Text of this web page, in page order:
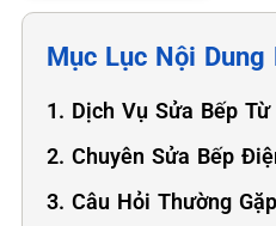
Mục Lục Nội Dung
1. Dịch Vụ Sửa Bếp
2. Chuyên Sửa Bếp
3. Câu Hỏi Thường Gặp